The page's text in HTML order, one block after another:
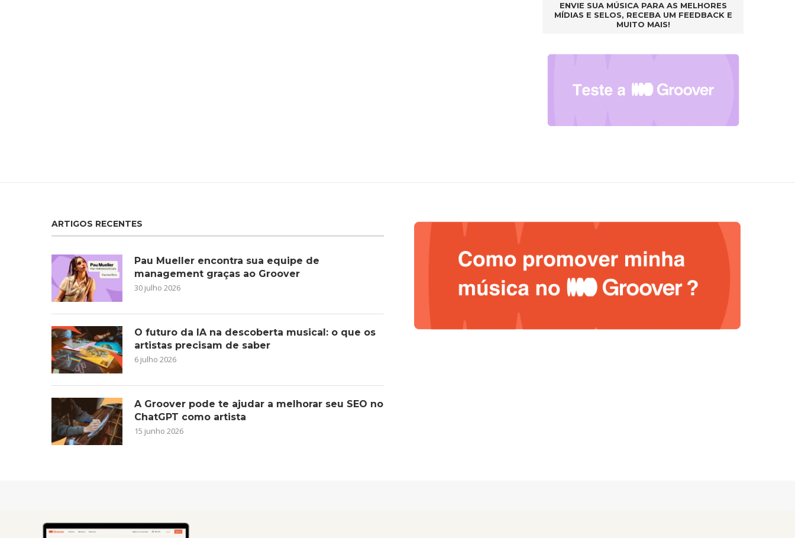
ENVIE SUA MÚSICA PARA AS MELHORES
MÍDIAS E SELOS, RECEBA UM FEEDBACK E
MUITO MAIS!
ARTIGOS RECENTES
Pau Mueller encontra sua equipe de
management graças ao Groover
30 julho 2026
O futuro da IA na descoberta musical: o que os
artistas precisam de saber
6 julho 2026
A Groover pode te ajudar a melhorar seu SEO no
ChatGPT como artista
15 junho 2026